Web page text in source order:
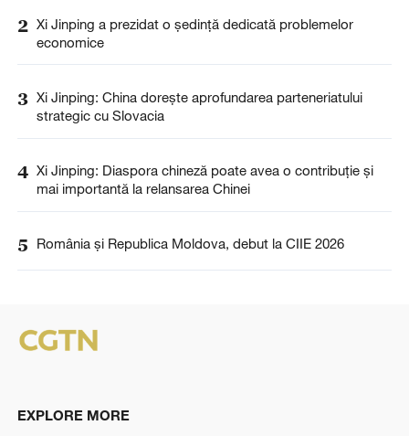
2 Xi Jinping a prezidat o ședință dedicată problemelor
economice
3 Xi Jinping: China dorește aprofundarea parteneriatului
strategic cu Slovacia
4 Xi Jinping: Diaspora chineză poate avea o contribuție și
mai importantă la relansarea Chinei
5 România și Republica Moldova, debut la CIIE 2026
EXPLORE MORE